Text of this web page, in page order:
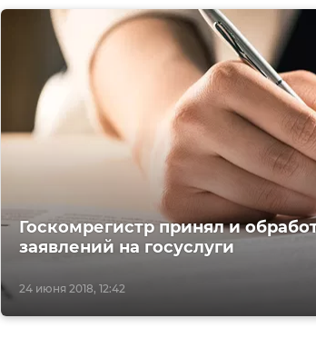
24 июня 2018, 12:42
Госкомрегистр принял и
заявлений на госуслуги